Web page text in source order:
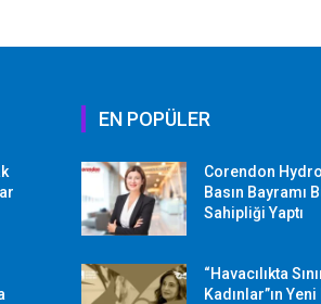
EN POPÜLER
Corendon
Basın Bayramı
Sahipliği Yaptı
“Havacılıkta
Kadınlar”ın